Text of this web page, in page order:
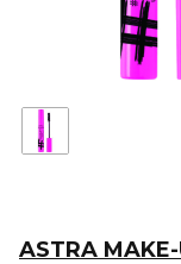
ASTRA